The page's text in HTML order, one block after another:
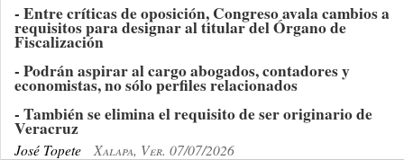
- Entre críticas de oposición, Congreso avala cambios a
requisitos para designar al titular del Órgano de
Fiscalización
- Podrán aspirar al cargo abogados, contadores y
economistas, no sólo perfiles relacionados
- También se elimina el requisito de ser originario de
Veracruz
José Topete Xalapa, Ver. 07/07/2026